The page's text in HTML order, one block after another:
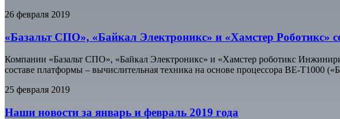
26 февраля 2019
«Базальт СПО», «Байкал Электроникс» и «Хамстер
Компании «Базальт СПО», «Байкал Электроникс» и «Хамстер роботикс
составе платформы – вычислительная техника на основе процессора BE-T1000
25 февраля 2019
Наши новости за январь и февраль 2019 года